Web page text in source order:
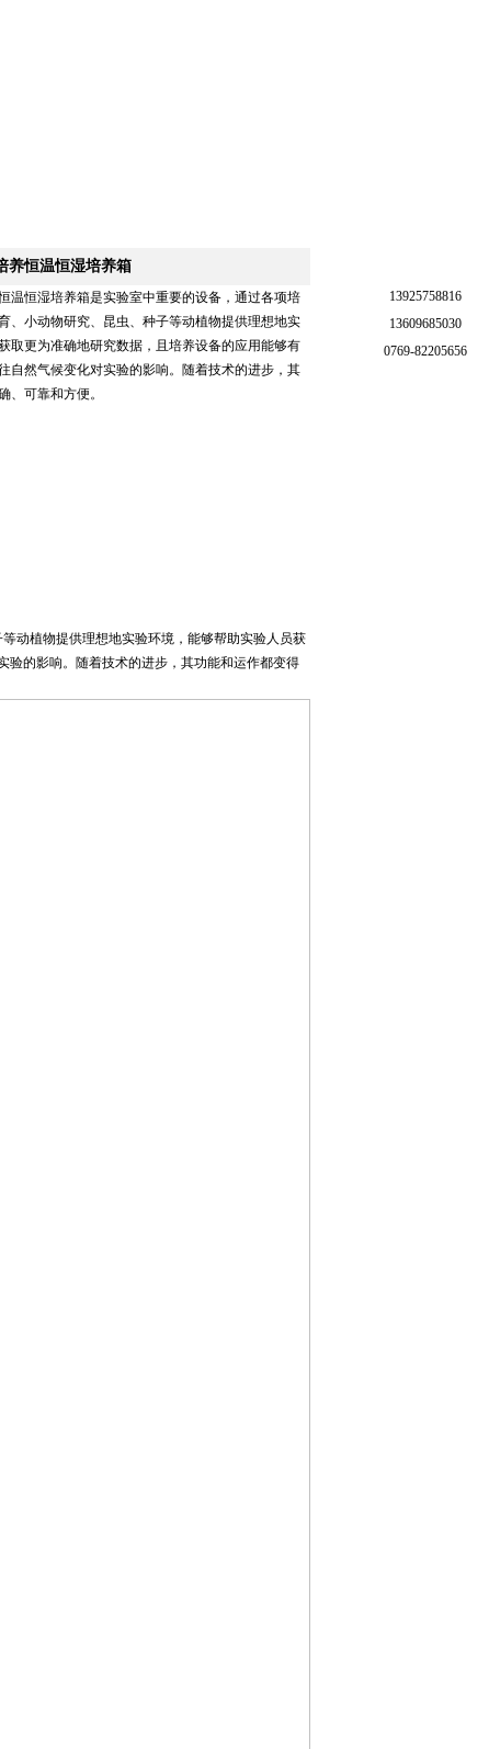
13925758816
13609685030
0769-82205656
养恒温恒湿培养箱
温恒湿培养箱是实验室中重要的设备，通过各项培
、小动物研究、昆虫、种子等动植物提供理想地实
取更为准确地研究数据，且培养设备的应用能够有
自然气候变化对实验的影响。随着技术的进步，其
、可靠和方便。
动植物提供理想地实验环境，能够帮助实验人员获
验的影响。随着技术的进步，其功能和运作都变得